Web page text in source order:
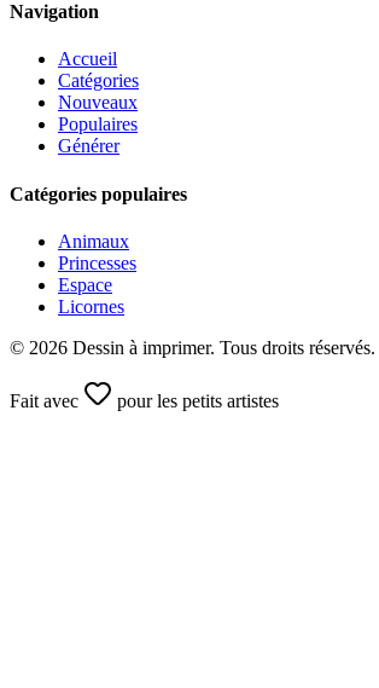
Navigation
Accueil
Catégories
Nouveaux
Populaires
Générer
Catégories populaires
Animaux
Princesses
Espace
Licornes
© 2026 Dessin à imprimer. Tous droits réservés.
Fait avec pour les petits artistes